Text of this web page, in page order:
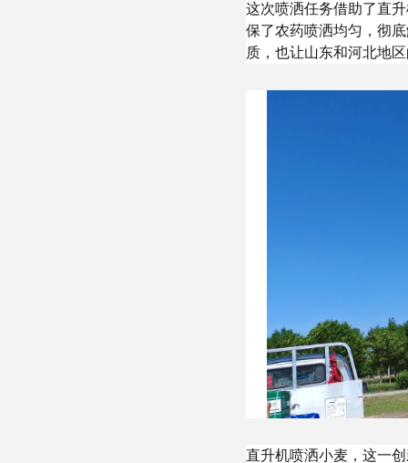
这次喷洒任务借助了直
保了农药喷洒均匀，彻
质，也让山东和河北地
直升机喷洒小麦，这一